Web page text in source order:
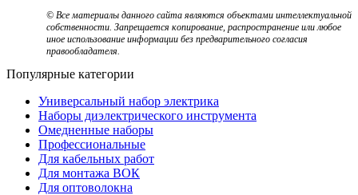
© Все материалы данного сайта являются объектами интеллектуальной
собственности. Запрещается копирование, распространение или любое
иное использование информации без предварительного согласия
правообладателя.
Популярные категории
Универсальный набор электрика
Наборы диэлектрического инструмента
Омедненные наборы
Профессиональные
Для кабельных работ
Для монтажа ВОК
Для оптоволокна